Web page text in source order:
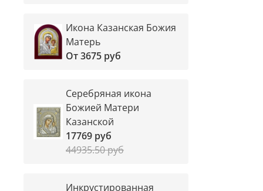
Икона Казанская Божия
Матерь
От3675 руб
Серебряная икона
Божией Матери
Казанской
17769 руб
44935.50 руб
Инкрустированная